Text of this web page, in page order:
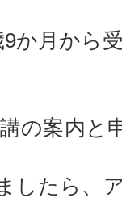
か月から
の案内と
したら、